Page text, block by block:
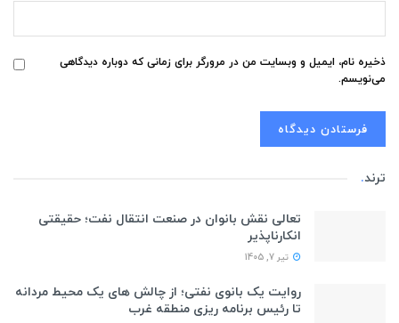
ذخیره نام، ایمیل و وبسایت من در مرورگر برای زمانی که دوباره دیدگاهی
می‌نویسم.
ترند.
تعالی نقش بانوان در صنعت انتقال نفت؛ حقیقتی
انکارناپذیر
تیر 7, 1405
روایت یک بانوی نفتی؛ از چالش های یک محیط مردانه
تا رئیس برنامه ریزی منطقه غرب